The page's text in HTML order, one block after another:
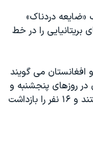
«ضایعه دردناک»
را در خط
افغانستان می گویند
در روزهای پنجشنبه و
جمعه شش ستیزه گر مظنون را کشتند و ۱۶ نفر را بازداشت